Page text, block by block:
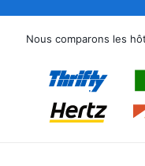
Nous comparons les